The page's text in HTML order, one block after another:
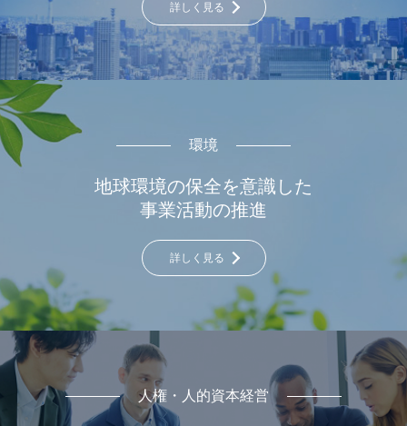
詳しく見る
環境
地球環境の保全を意識した
事業活動の推進
詳しく見る
人権・人的資本経営